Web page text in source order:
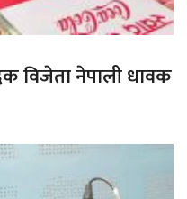
विजेता नेपाली धावक